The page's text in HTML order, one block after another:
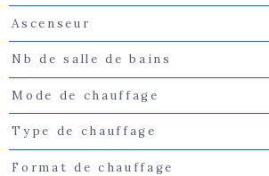
Ascenseur
Nb de salle de bains
Mode de chauffage
Type de chauffage
Format de chauffage